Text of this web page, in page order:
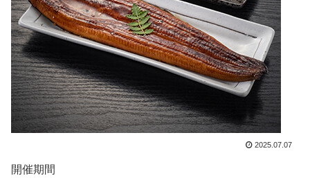
2025.07.07
開催期間